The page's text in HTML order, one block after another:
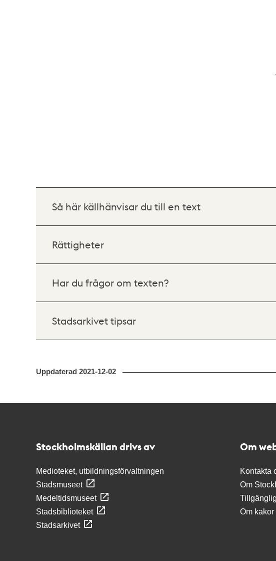
Så här källhänvisar du till en text
Rättigheter
Har du frågor om texten?
Stadsarkivet tipsar
Uppdaterad 2021-12-02
Stockholmskällan drivs av
Medioteket, utbildningsförvaltningen
Stadsmuseet
Medeltidsmuseet
Stadsbiblioteket
Stadsarkivet
Om
Kontakta
Om
Om